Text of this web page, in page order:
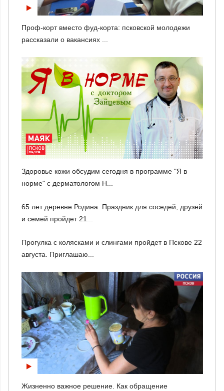
Проф-корт вместо фуд-корта: псковской молодежи
рассказали о вакансиях ...
Здоровье кожи обсудим сегодня в программе "Я в
норме" с дерматологом Н...
65 лет деревне Родина. Праздник для соседей, друзей
и семей пройдет 21...
Прогулка с колясками и слингами пройдет в Пскове 22
августа. Приглашаю...
Жизненно важное решение. Как обращение